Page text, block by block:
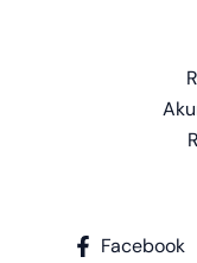
Facebook